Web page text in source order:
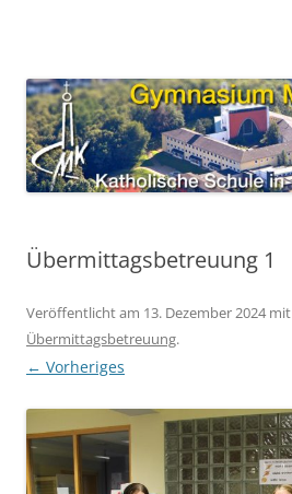
Übermittagsbetreuung 1
Veröffentlicht am 13. Dezember 2024mit
Übermittagsbetreuung.
← Vorheriges